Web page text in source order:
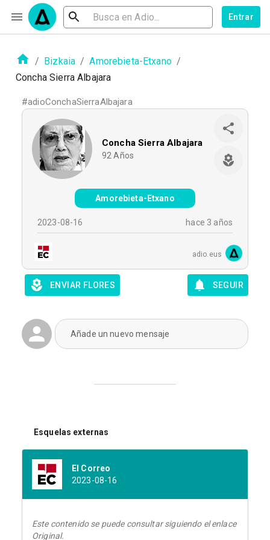
Entrar
/ Bizkaia / Amorebieta-Etxano /
Concha Sierra Albajara
#adioConchaSierraAlbajara
Concha Sierra Albajara
92 Años
Amorebieta-Etxano
2023-08-16 hace 3 años
adio.eus
ENVIAR FLORES SEGUIR
Añade un nuevo mensaje
Esquelas externas
El Correo
2023-08-16
Este contenido se puede consultar siguiendo el enlace
Original.